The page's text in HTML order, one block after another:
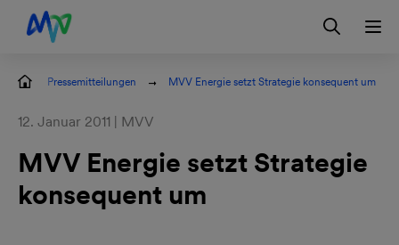
Zur Hauptnavigation springen
Zum Hauptinhalt springen
Zur Footernavigation springen
Kontakt EN Login
Pressemitteilungen MVV Energie setzt Strategie konsequent um
12. Januar 2011 | MVV
MVV Energie setzt Strategie
konsequent um